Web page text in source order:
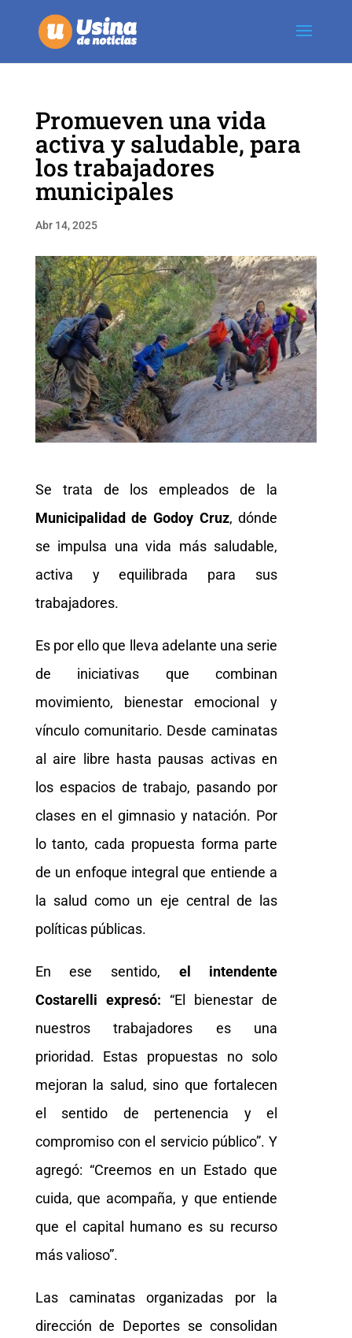
Promueven una vida
activa y saludable, para
los trabajadores
municipales
Abr 14, 2025
Se trata de los empleados de la
Municipalidad de Godoy Cruz, dónde
se impulsa una vida más saludable,
activa y equilibrada para sus
trabajadores.
Es por ello que lleva adelante una serie
de iniciativas que combinan
movimiento, bienestar emocional y
vínculo comunitario. Desde caminatas
al aire libre hasta pausas activas en
los espacios de trabajo, pasando por
clases en el gimnasio y natación. Por
lo tanto, cada propuesta forma parte
de un enfoque integral que entiende a
la salud como un eje central de las
políticas públicas.
En ese sentido, el intendente
Costarelli expresó: “El bienestar de
nuestros trabajadores es una
prioridad. Estas propuestas no solo
mejoran la salud, sino que fortalecen
el sentido de pertenencia y el
compromiso con el servicio público”. Y
agregó: “Creemos en un Estado que
cuida, que acompaña, y que entiende
que el capital humano es su recurso
más valioso”.
Las caminatas organizadas por la
dirección de Deportes se consolidan